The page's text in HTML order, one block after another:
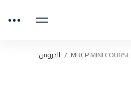
MRCP MINI COURSE
الدروس